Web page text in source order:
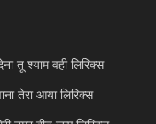
तू श्याम वही लिरिक्स
तेरा आया लिरिक्स